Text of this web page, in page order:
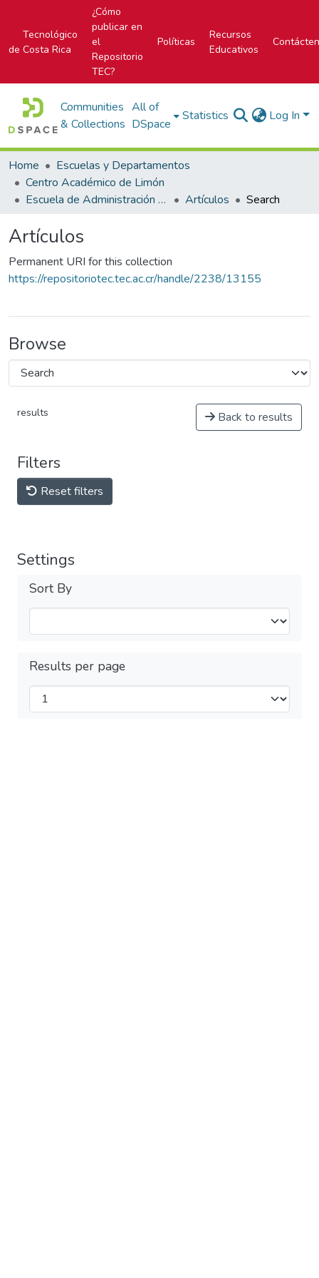
Tecnológico
de Costa Rica
¿Cómo
publicar en
el
Repositorio
TEC?
Políticas
Recursos
Educativos
Communities
& Collections
All of
DSpace
Statistics Log In
Home
Escuelas y Departamentos
Centro Académico de Limón
Escuela de Administración de Empresas
Artículos Search
Artículos
Permanent URI for this collection
https://repositoriotec.tec.ac.cr/handle/2238/13155
Browse
results Back to results
Filters
Reset filters
Settings
Sort By
Results per page